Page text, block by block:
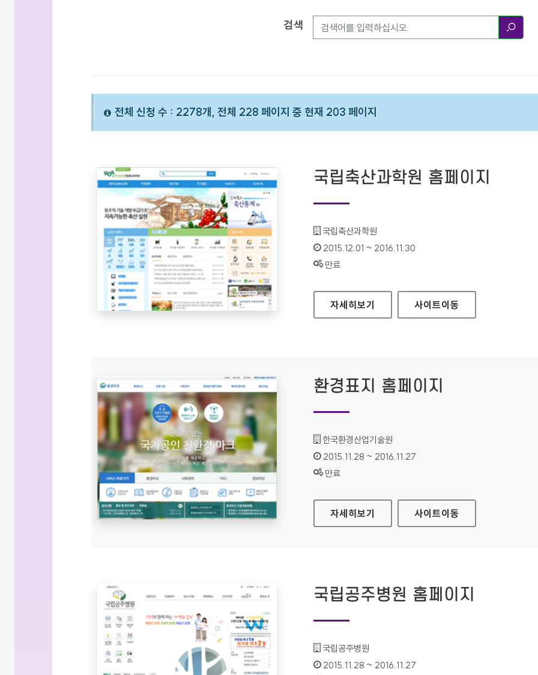
검색
전체 신청 수 : 2278개, 전체 228 페이지 중 현재 203 페이지
국립축산과학원 홈페이지
기관명 :
국립축산과학원
인증기간 :
2015.12.01 ~ 2016.11.30
상태 :
만료
국립축산과학원 홈페이지
자세히보기 사이트이동
환경표지 홈페이지
기관명 :
한국환경산업기술원
인증기간 :
2015.11.28 ~ 2016.11.27
상태 :
만료
환경표지 홈페이지
자세히보기 사이트이동
국립공주병원 홈페이지
기관명 :
국립공주병원
인증기간 :
2015.11.28 ~ 2016.11.27